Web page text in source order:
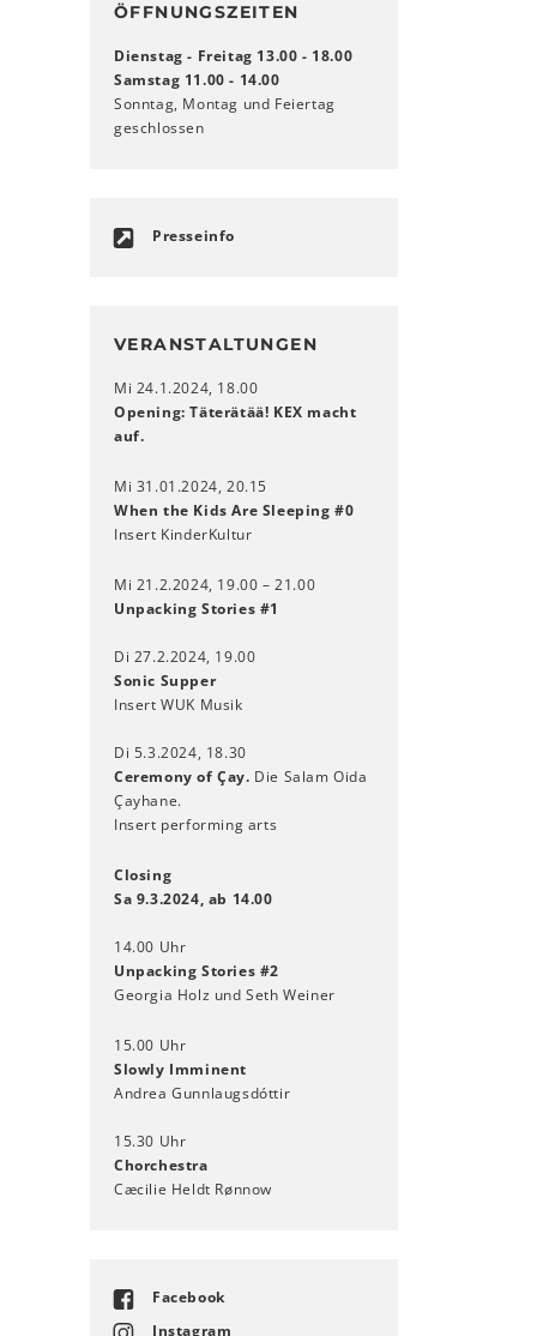
ÖFFNUNGSZEITEN
Dienstag - Freitag 13.00 - 18.00
Samstag 11.00 - 14.00
Sonntag, Montag und Feiertag
geschlossen
Presseinfo
VERANSTALTUNGEN
Mi 24.1.2024, 18.00
Opening: Täterätää! KEX macht
auf.
Mi 31.01.2024, 20.15
When the Kids Are Sleeping #0
Insert KinderKultur
Mi 21.2.2024, 19.00 ­– 21.00
Unpacking Stories #1
Di 27.2.2024, 19.00
Sonic Supper
Insert WUK Musik
Di 5.3.2024, 18.30
Ceremony of Çay. Die Salam Oida
Çayhane.
Insert performing arts
Closing
Sa 9.3.2024, ab 14.00
14.00 Uhr
Unpacking Stories #2
Georgia Holz und Seth Weiner
15.00 Uhr
Slowly Imminent
Andrea Gunnlaugsdóttir
15.30 Uhr
Chorchestra
Cæcilie Heldt Rønnow
Facebook
Instagram